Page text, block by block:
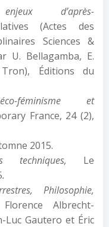
d’après-
(Actes des
Sciences &
U. Bellagamba, E.
Éditions du
féminisme et
France, 24 (2),
2015.
techniques, Le
.
Philosophie,
Albrecht-
Luc Gautero et Éric